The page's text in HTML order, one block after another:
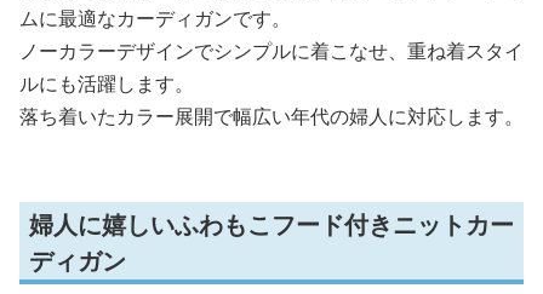
ムに最適なカーディガンです。
ノーカラーデザインでシンプルに着こなせ、重ね着スタイ
ルにも活躍します。
落ち着いたカラー展開で幅広い年代の婦人に対応します。
婦人に嬉しいふわもこフード付きニットカー
ディガン